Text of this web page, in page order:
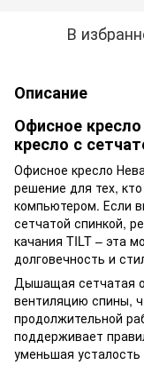
В
Описание
Офисное
кресло с
Офисное кресло
решение для тех,
компьютером. Если
сетчатой ​​спинкой,
качания TILT – эта
долговечность и
Дышащая сетчатая
вентиляцию спины,
продолжительной
поддерживает
уменьшая